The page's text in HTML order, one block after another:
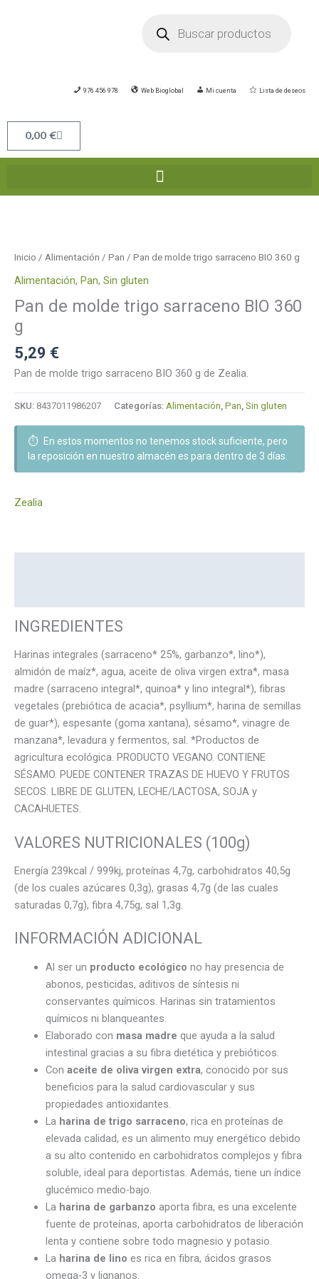
productos
976 456 978 Web Bioglobal Mi cuenta Lista de deseos
0,00 €Carrito
Inicio / Alimentación / Pan / Pan de molde trigo sarraceno BIO 360 g
Alimentación, Pan, Sin gluten
Pan de molde trigo sarraceno BIO 360
g
5,29 €
Pan de molde trigo sarraceno BIO 360 g de Zealia.
SKU: 8437011986207 Categorías: Alimentación, Pan, Sin gluten
⏱️
En estos momentos no tenemos stock suficiente, pero
la reposición en nuestro almacén es para dentro de 3 días.
Zealia
INGREDIENTES
Harinas integrales (sarraceno* 25%, garbanzo*, lino*),
almidón de maíz*, agua, aceite de oliva virgen extra*, masa
madre (sarraceno integral*, quinoa* y lino integral*), fibras
vegetales (prebiótica de acacia*, psyllium*, harina de semillas
de guar*), espesante (goma xantana), sésamo*, vinagre de
manzana*, levadura y fermentos, sal. *Productos de
agricultura ecológica. PRODUCTO VEGANO. CONTIENE
SÉSAMO. PUEDE CONTENER TRAZAS DE HUEVO Y FRUTOS
SECOS. LIBRE DE GLUTEN, LECHE/LACTOSA, SOJA y
CACAHUETES.
VALORES NUTRICIONALES (100g)
Energía 239kcal / 999kj, proteínas 4,7g, carbohidratos 40,5g
(de los cuales azúcares 0,3g), grasas 4,7g (de las cuales
saturadas 0,7g), fibra 4,75g, sal 1,3g.
INFORMACIÓN ADICIONAL
Al ser un producto ecológico no hay presencia de
abonos, pesticidas, aditivos de síntesis ni
conservantes químicos. Harinas sin tratamientos
químicos ni blanqueantes.
Elaborado con masa madre que ayuda a la salud
intestinal gracias a su fibra dietética y prebióticos.
Con aceite de oliva virgen extra, conocido por sus
beneficios para la salud cardiovascular y sus
propiedades antioxidantes.
La harina de trigo sarraceno, rica en proteínas de
elevada calidad, es un alimento muy energético debido
a su alto contenido en carbohidratos complejos y fibra
soluble, ideal para deportistas. Además, tiene un índice
glucémico medio-bajo.
La harina de garbanzo aporta fibra, es una excelente
fuente de proteínas, aporta carbohidratos de liberación
lenta y contiene sobre todo magnesio y potasio.
La harina de lino es rica en fibra, ácidos grasos
omega-3 y lignanos.